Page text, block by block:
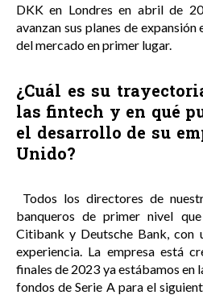
DKK en Londres en abril de
avanzan sus planes de
del mercado en primer lugar.
¿Cuál es su
las fintech y en qué
el desarrollo de su
Unido?
Todos los directores de
banqueros de primer nivel
Citibank y Deutsche Bank, con
experiencia. La empresa está
finales de 2023 ya estábamos en
fondos de Serie A para el